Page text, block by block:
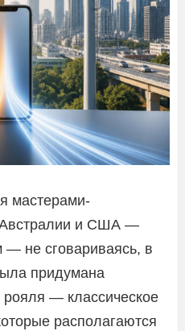
мастерами-
Австралии и США —
не сговариваясь, в
придумана
— классическое
располагаются